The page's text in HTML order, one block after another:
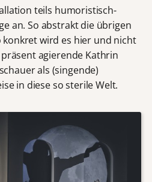
teils humoristisch-
an. So abstrakt die übrigen
wird es hier und nicht
agierende Kathrin
als (singende)
in diese so sterile Welt.